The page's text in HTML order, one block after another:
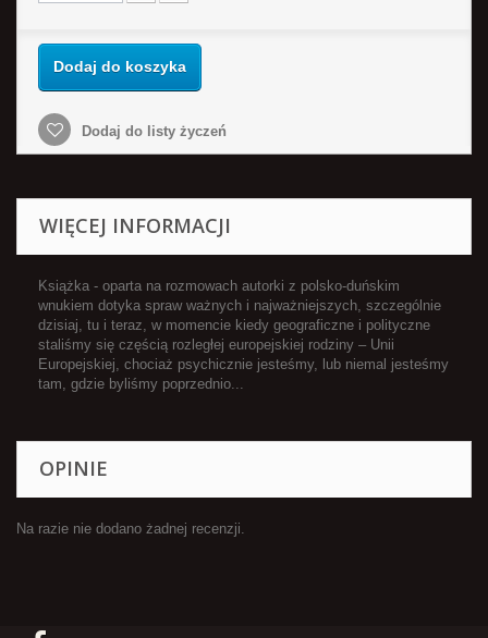
Dodaj do koszyka
Dodaj do listy życzeń
WIĘCEJ INFORMACJI
Książka - oparta na rozmowach autorki z polsko-duńskim
wnukiem dotyka spraw ważnych i najważniejszych, szczególnie
dzisiaj, tu i teraz, w momencie kiedy geograficzne i polityczne
staliśmy się częścią rozległej europejskiej rodziny – Unii
Europejskiej, chociaż psychicznie jesteśmy, lub niemal jesteśmy
tam, gdzie byliśmy poprzednio...
OPINIE
Na razie nie dodano żadnej recenzji.